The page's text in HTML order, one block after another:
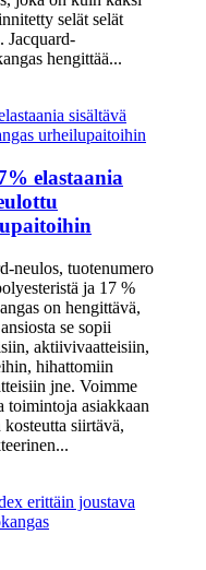
selät selät
Jacquard-
hengittää...
elastaania
neulos, tuotenumero
ja 17 %
on hengittävä,
se sopii
aktiivivaatteisiin,
hihattomiin
jne. Voimme
​​toimintoja asiakkaan
siirtävä,